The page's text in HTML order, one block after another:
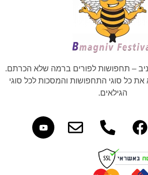
– תחפושות לפורים ברמה שלא הכרתם.
את כל סוגי התחפושות והמסכות לכל סוגי
הגילאים.